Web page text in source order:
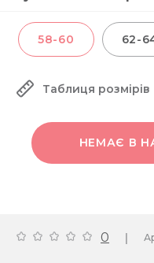
58-60 62-
Таблиця розмірів
НЕМАЄ В
0 |